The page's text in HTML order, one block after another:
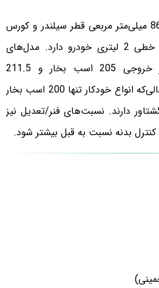
عدد 86 اشاره به مساحت 86 میلی‌متر مربعی قطر سیلندر و کورس
پیستون پیشرانه 4 سیلندر خطی 2 لیتری خودرو دارد. مدل‌های
دارای جعبه‌دنده دستی از خروجی 205 اسب بخار و 211.5
نیوتون‌متر بهره می‌برند، درحالی‌که انواع خودکار تنها 200 اسب بخار
گشتاور دارند. نسبت‌های فنر/تعدیل نیز
کنترل بدنه نسبت به قبل بیشتر شود.